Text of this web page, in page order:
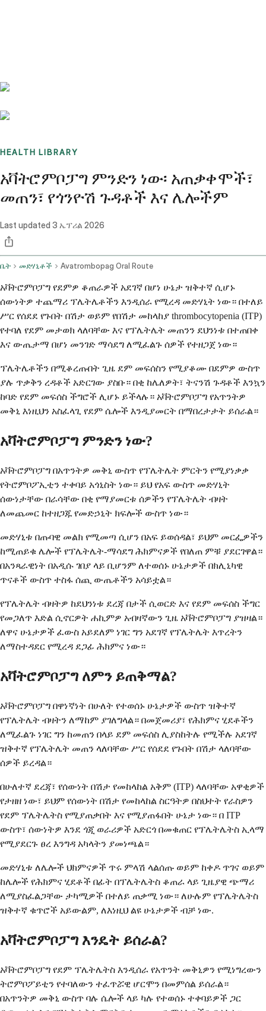
HEALTH LIBRARY
አቫትሮምቦፓግ ምንድን ነው፡ አጠቃቀሞች፣
መጠን፣ የጎንዮሽ ጉዳቶች እና ሌሎችም
Last updated 3 ኤፕሪል 2026
ቤት መድሃኒቶች Avatrombopag Oral Route
አቫትሮምቦፓግ የደምዎ ቆጠራዎች አደገኛ በሆነ ሁኔታ ዝቅተኛ ሲሆኑ
ሰውነትዎ ተጨማሪ ፕሌትሌቶችን እንዲሰራ የሚረዳ መድሃኒት ነው። በተለይ
ሥር የሰደደ የጉበት በሽታ ወይም የበሽታ መከላከያ thrombocytopenia (ITP)
የተባለ የደም መታወክ ላለባቸው እና የፕሌትሌት መጠንን ደህንነቱ በተጠበቀ
እና ውጤታማ በሆነ መንገድ ማሳደግ ለሚፈልጉ ሰዎች የተዘጋጀ ነው።
ፕሌትሌቶችን በሚቆረጡበት ጊዜ ደም መፍሰስን የሚያቆሙ በደምዎ ውስጥ
ያሉ ጥቃቅን ረዳቶች አድርገው ያስቡ። በቂ ከሌለዎት፣ ትናንሽ ጉዳቶች እንኳን
ከባድ የደም መፍሰስ ችግሮች ሊሆኑ ይችላሉ። አቫትሮምቦፓግ የአጥንትዎ
መቅኒ እነዚህን አስፈላጊ የደም ሴሎች እንዲያመርት በማበረታታት ይሰራል።
አቫትሮምቦፓግ ምንድን ነው?
አቫትሮምቦፓግ በአጥንትዎ መቅኒ ውስጥ የፕሌትሌት ምርትን የሚያነቃቃ
የትሮምቦፖኢቲን ተቀባይ አጎኒስት ነው። ይህ የአፍ ውስጥ መድሃኒት
ሰውነታቸው በራሳቸው በቂ የማያመርቱ ሰዎችን የፕሌትሌት ብዛት
ለመጨመር ከተዘጋጁ የመድኃኒት ክፍሎች ውስጥ ነው።
መድሃኒቱ በጡባዊ መልክ የሚመጣ ሲሆን በአፍ ይወሰዳል፣ ይህም መርፌዎችን
ከሚጠይቁ ሌሎች የፕሌትሌት-ማሳደግ ሕክምናዎች የበለጠ ምቹ ያደርገዋል።
በአንጻራዊነት በአዲሱ ገበያ ላይ ቢሆንም ለተወሰኑ ሁኔታዎች በክሊኒካዊ
ጥናቶች ውስጥ ተስፋ ሰጪ ውጤቶችን አሳይቷል።
የፕሌትሌት ብዛትዎ ከደህንነቱ ደረጃ በታች ሲወርድ እና የደም መፍሰስ ችግር
የመጋለጥ እድል ሲኖርዎት ሐኪምዎ አብዛኛውን ጊዜ አቫትሮምቦፓግ ያዝዛል።
ለዋና ሁኔታዎች ፈውስ አይደለም ነገር ግን አደገኛ የፕሌትሌት እጥረትን
ለማስተዳደር የሚረዳ ደጋፊ ሕክምና ነው።
አቫትሮምቦፓግ ለምን ይጠቅማል?
አቫትሮምቦፓግ በዋነኛነት በሁለት የተወሰኑ ሁኔታዎች ውስጥ ዝቅተኛ
የፕሌትሌት ብዛትን ለማከም ያገለግላል። በመጀመሪያ፣ የሕክምና ሂደቶችን
ለሚፈልጉ ነገር ግን ከመጠን በላይ ደም መፍሰስ ሊያስከትሉ የሚችሉ አደገኛ
ዝቅተኛ የፕሌትሌት መጠን ላለባቸው ሥር የሰደደ የጉበት በሽታ ላለባቸው
ሰዎች ይረዳል።
በሁለተኛ ደረጃ፣ የሰውነት በሽታ የመከላከል አቅም (ITP) ላለባቸው አዋቂዎች
የታዘዘ ነው፣ ይህም የሰውነት በሽታ የመከላከል ስርዓትዎ በስህተት የራስዎን
የደም ፕሌትሌትስ የሚያጠቃበት እና የሚያጠፋበት ሁኔታ ነው። በ ITP
ውስጥ፣ ሰውነትዎ እንደ ጎጂ ወራሪዎች አድርጎ በመቁጠር የፕሌትሌትስ ኢላማ
የሚያደርጉ ፀረ እንግዳ አካላትን ያመነጫል።
መድሃኒቱ ለሌሎች ህክምናዎች ጥሩ ምላሽ ላልሰጡ ወይም ከቀዶ ጥገና ወይም
ከሌሎች የሕክምና ሂደቶች በፊት በፕሌትሌትስ ቆጠራ ላይ ጊዜያዊ ጭማሪ
ለሚያስፈልጋቸው ታካሚዎች በተለይ ጠቃሚ ነው። ለሁሉም የፕሌትሌትስ
ዝቅተኛ ቁጥሮች አይውልም, ለእነዚህ ልዩ ሁኔታዎች ብቻ ነው.
አቫትሮምቦፓግ እንዴት ይሰራል?
አቫትሮምቦፓግ የደም ፕሌትሌትስ እንዲሰራ የአጥንት መቅኒዎን የሚነግረውን
ትሮምቦፖይቲን የተባለውን ተፈጥሯዊ ሆርሞን በመምሰል ይሰራል።
በአጥንትዎ መቅኒ ውስጥ ባሉ ሴሎች ላይ ካሉ የተወሰኑ ተቀባይዎች ጋር